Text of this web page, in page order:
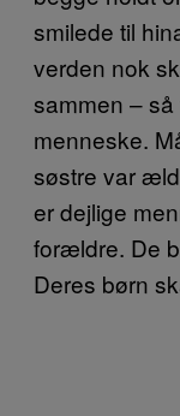
smilede til
verden nok
sammen –
menneske.
søstre var
er dejlige
forældre. De
Deres børn